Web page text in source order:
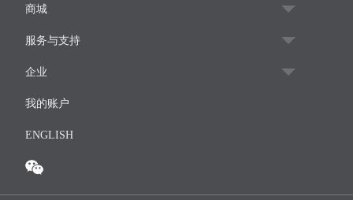
商城
服务与支持
企业
我的账户
ENGLISH